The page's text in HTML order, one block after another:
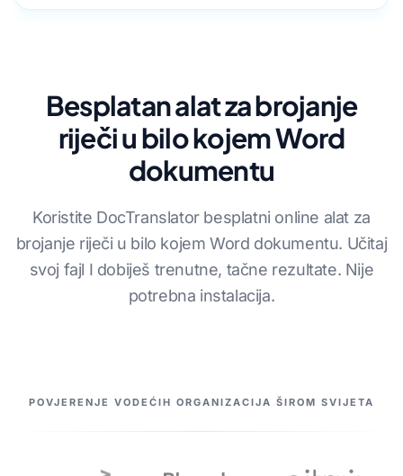
Besplatan alat za brojanje
riječi u bilo kojem Word
dokumentu
Koristite DocTranslator besplatni online alat za
brojanje riječi u bilo kojem Word dokumentu. Učitaj
svoj fajl I dobiješ trenutne, tačne rezultate. Nije
potrebna instalacija.
NAŠI PARTNERI
POVJERENJE VODEĆIH ORGANIZACIJA ŠIROM SVIJETA